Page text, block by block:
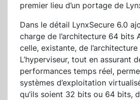
premier lieu d’un portage de
Dans le détail LynxSecure 6.0
charge de l’architecture 64 bits
celle, existante, de
L’hyperviseur, tout en assurant
performances temps réel,
systèmes d’exploitation
qu’ils soient 32 bits ou 64 bits,